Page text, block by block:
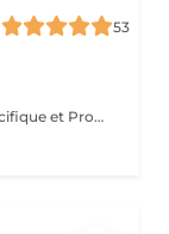
53
Diagnostique, Shampooing Traitant, Soin Spécifique et Produits Coiffants inclus